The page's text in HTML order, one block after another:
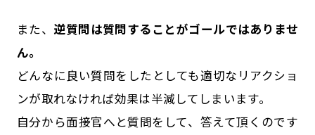
また、 逆質問は質問することがゴールではありませ
ん。
どんなに良い質問をしたとしても適切なリアクショ
ンが取れなければ効果は半減してしまいます。
自分から面接官へと質問をして、答えて頂くのです